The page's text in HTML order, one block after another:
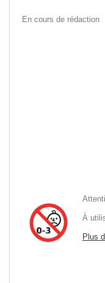
En cours de rédaction
À
Plus